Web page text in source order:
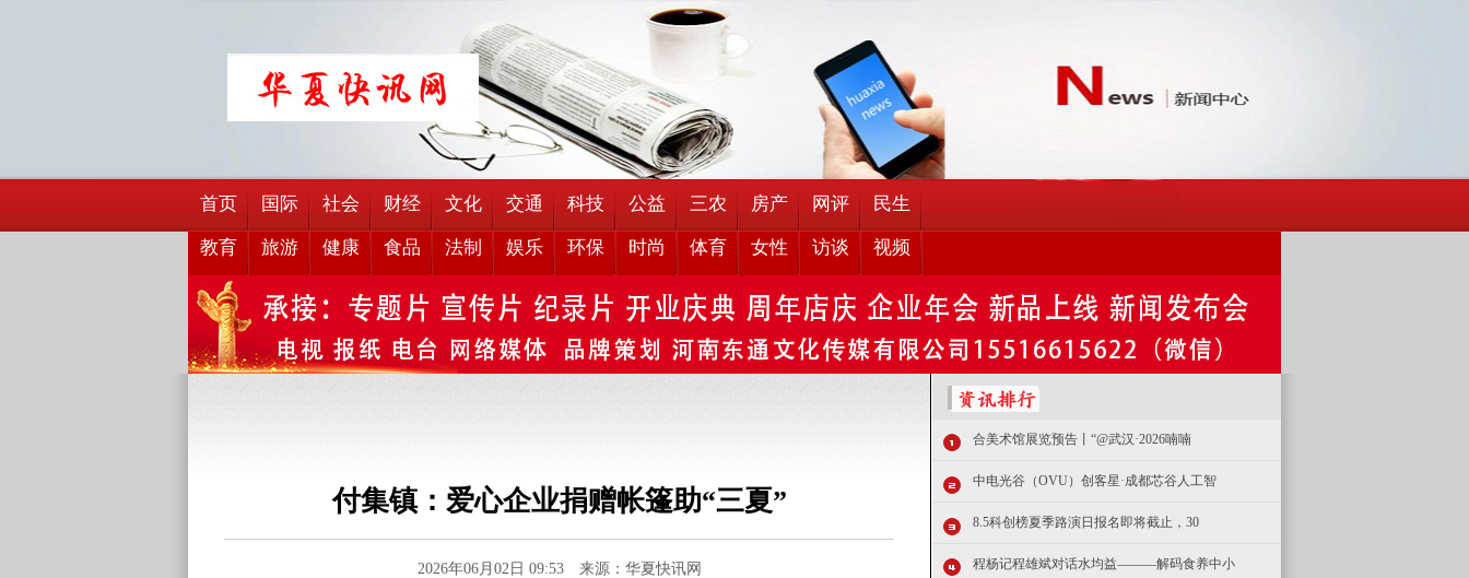
首页 国际 社会 财经 文化 交通 科技 公益 三农 房产 网评 民生
教育 旅游 健康 食品 法制 娱乐 环保 时尚 体育 女性 访谈 视频
付集镇：爱心企业捐赠帐篷助“三夏”
2026年06月02日 09:53 来源：华夏快讯网
合美术馆展览预告丨“@武汉·2026喃喃
中电光谷（OVU）创客星·成都芯谷人工智
8.5科创榜夏季路演日报名即将截止，30
程杨记程雄斌对话水均益———解码食养中小